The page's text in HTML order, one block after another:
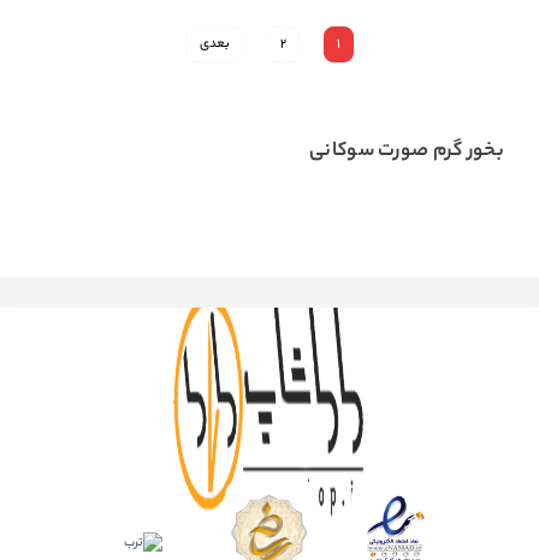
1
2 بعدی
بخور گرم صورت سوکانی